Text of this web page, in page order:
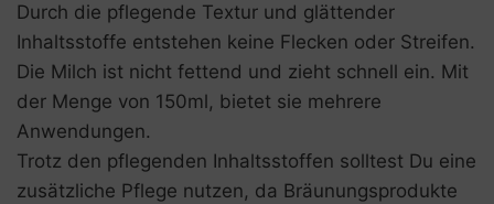
Durch die pflegende Textur und glättender
Inhaltsstoffe entstehen keine Flecken oder Streifen.
Die Milch ist nicht fettend und zieht schnell ein. Mit
der Menge von 150ml, bietet sie mehrere
Anwendungen.
Trotz den pflegenden Inhaltsstoffen solltest Du eine
zusätzliche Pflege nutzen, da Bräunungsprodukte